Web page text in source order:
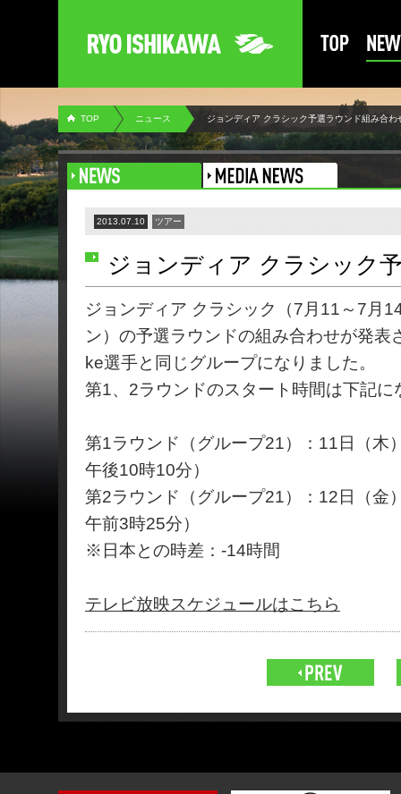
TOP ニュース ジョンディア クラシック予選ラウンド組み合わ
2013.07.10 ツアー
ジョンディア クラシック
ジョンディア クラシック（7月11～7月
ン）の予選ラウンドの組み合わせが発
ke選手と同じグループになりました。
第1、2ラウンドのスタート時間は下記に
第1ラウンド（グループ21）：11日（木
午後10時10分）
第2ラウンド（グループ21）：12日（金
午前3時25分）
※日本との時差：-14時間
テレビ放映スケジュールはこちら